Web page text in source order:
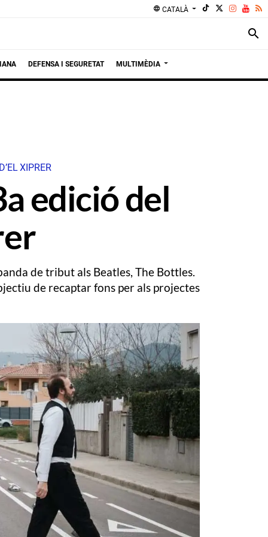
language CATALÀ
search
DEFENSA I SEGURETAT MULTIMÈDIA
XIPRER
edició del
de tribut als Beatles, The Bottles.
de recaptar fons per als projectes